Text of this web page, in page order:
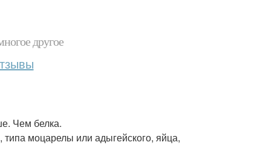
другое
Чем белка.
моцарелы или адыгейского, яйца,